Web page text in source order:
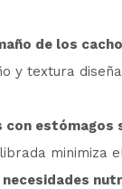
de los
y textura
con
minimiza